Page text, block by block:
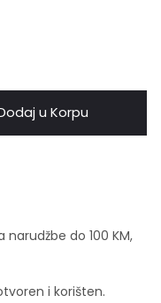
u Korpu
narudžbe do 100 KM,
i korišten.